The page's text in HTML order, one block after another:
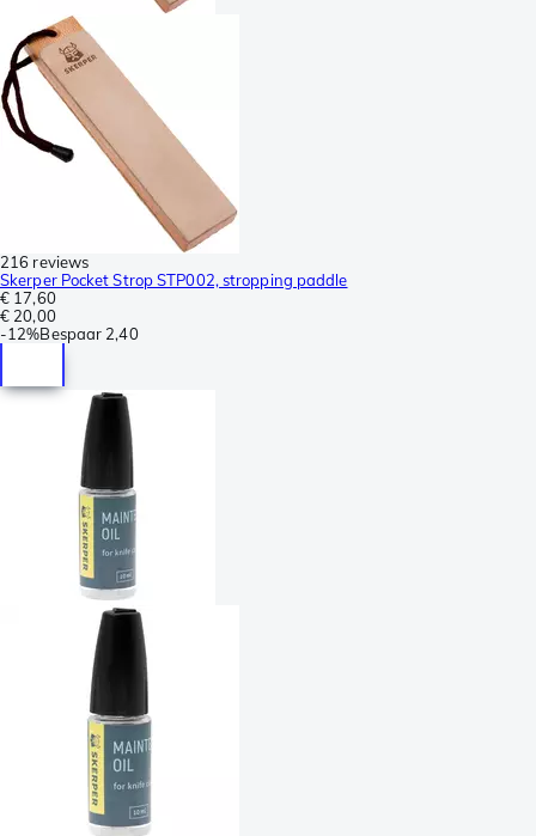
216 reviews
Skerper Pocket Strop STP002, stropping paddle
€ 17,60
€ 20,00
-12%Bespaar 2,40